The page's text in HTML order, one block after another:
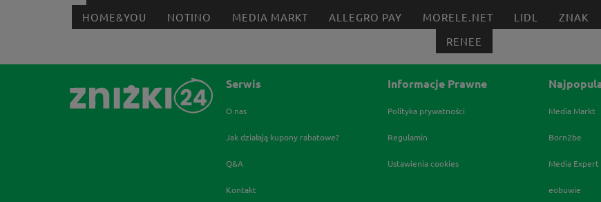
HOME&YOU
NOTINO MEDIA MARKT ALLEGRO PAY MORELE.NET LIDL ZNAK
RENEE
Serwis
O nas
Jak działają kupony rabatowe?
Q&A
Kontakt
Informacje Prawne
Polityka prywatności
Regulamin
Ustawienia cookies
Media Markt
Born2be
Media Expert
eobuwie